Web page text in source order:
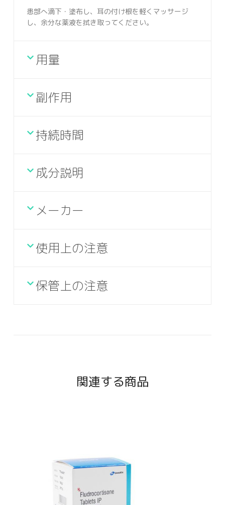
患部へ滴下・塗布し、耳の付け根を軽くマッサージ
し、余分な薬液を拭き取ってください。
用量
副作用
持続時間
成分説明
メーカー
使用上の注意
保管上の注意
関連する商品